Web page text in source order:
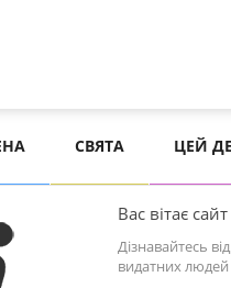
СВЯТА ЦЕЙ
Вас вітає
Дізнавайтесь
видатних